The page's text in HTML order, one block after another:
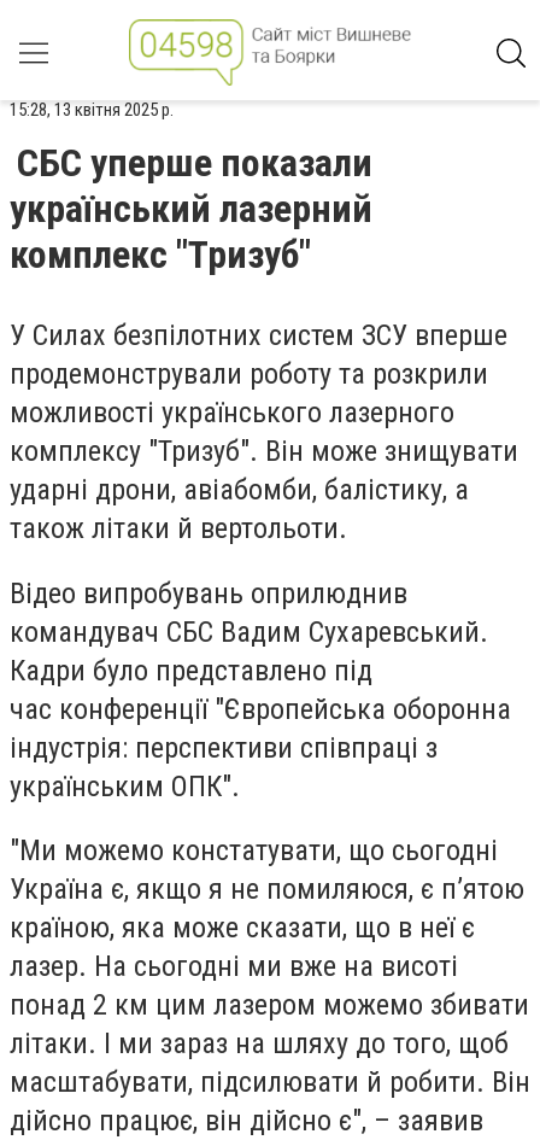
15:28, 13 квітня 2025 р.
СБС уперше показали
український лазерний
комплекс "Тризуб"
У Силах безпілотних систем ЗСУ вперше
продемонстрували роботу та розкрили
можливості українського лазерного
комплексу "Тризуб". Він може знищувати
ударні дрони, авіабомби, балістику, а
також літаки й вертольоти.
Відео випробувань оприлюднив
командувач СБС Вадим Сухаревський.
Кадри було представлено під
час конференції "Європейська оборонна
індустрія: перспективи співпраці з
українським ОПК".
"Ми можемо констатувати, що сьогодні
Україна є, якщо я не помиляюся, є п’ятою
країною, яка може сказати, що в неї є
лазер. На сьогодні ми вже на висоті
понад 2 км цим лазером можемо збивати
літаки. І ми зараз на шляху до того, щоб
масштабувати, підсилювати й робити. Він
дійсно працює, він дійсно є", – заявив